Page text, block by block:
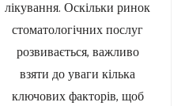
лікування. Оскільки ринок
стоматологічних послуг
розвивається, важливо
взяти до уваги кілька
ключових факторів, щоб